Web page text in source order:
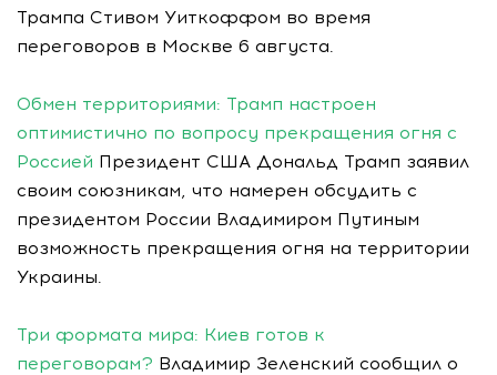
Трампа Стивом Уиткоффом во время
переговоров в Москве 6 августа.
Обмен территориями: Трамп настроен
оптимистично по вопросу прекращения огня с
Россией Президент США Дональд Трамп заявил
своим союзникам, что намерен обсудить с
президентом России Владимиром Путиным
возможность прекращения огня на территории
Украины.
Три формата мира: Киев готов к
переговорам? Владимир Зеленский сообщил о